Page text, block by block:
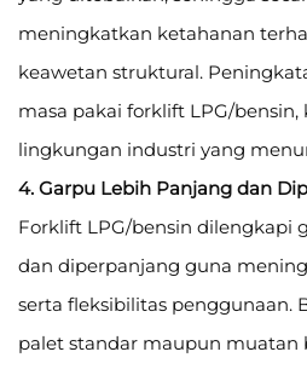
meningkatkan ketahanan
keawetan struktural.
masa pakai forklift LPG/bensin,
lingkungan industri yang
4. Garpu Lebih Panjang dan
Forklift LPG/bensin dilengkapi
dan diperpanjang guna
serta fleksibilitas penggunaan.
palet standar maupun muatan